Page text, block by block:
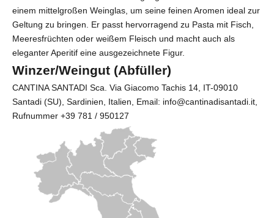
einem mittelgroßen Weinglas, um seine feinen Aromen ideal zur
Geltung zu bringen. Er passt hervorragend zu Pasta mit Fisch,
Meeresfrüchten oder weißem Fleisch und macht auch als
eleganter Aperitif eine ausgezeichnete Figur.
Winzer/Weingut (Abfüller)
CANTINA SANTADI Sca . Via Giacomo Tachis 14, IT-09010
Santadi (SU), Sardinien, Italien, Email: info@cantinadisantadi.it,
Rufnummer +39 781 / 950127